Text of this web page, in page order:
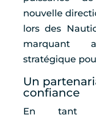
nouvelle
lors des
marquant
stratégique
Un
confiance
En tant